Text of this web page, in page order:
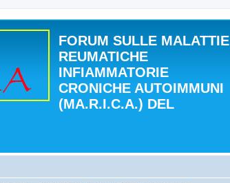
FORUM SULLE MALATTIE
REUMATICHE
INFIAMMATORIE
CRONICHE AUTOIMMUNI
(MA.R.I.C.A.) DEL